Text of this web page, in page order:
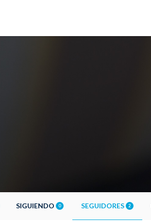
SIGUIENDO 0 SEGUIDORES 2